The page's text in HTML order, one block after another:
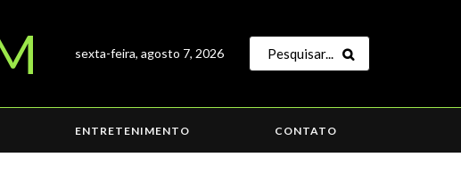
sexta-feira, agosto 7, 2026
ENTRETENIMENTO CONTATO